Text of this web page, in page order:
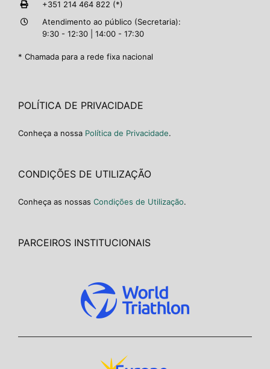
+351 214 464 822 (*)
Atendimento ao público (Secretaria):
9:30 - 12:30 | 14:00 - 17:30
* Chamada para a rede fixa nacional
POLÍTICA DE PRIVACIDADE
Conheça a nossa Política de Privacidade.
CONDIÇÕES DE UTILIZAÇÃO
Conheça as nossas Condições de Utilização.
PARCEIROS INSTITUCIONAIS